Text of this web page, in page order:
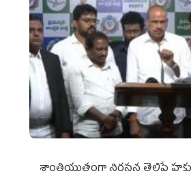
శాంతియుతంగా నిరసన తెలిపే